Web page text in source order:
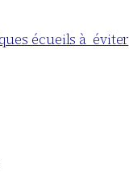
écueils à éviter